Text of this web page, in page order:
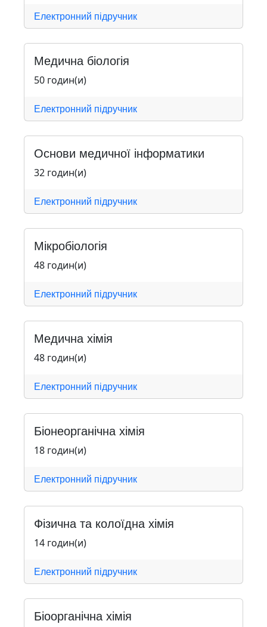
Електронний підручник
Медична біологія
50 годин(и)
Електронний підручник
Основи медичної інформатики
32 годин(и)
Електронний підручник
Мікробіологія
48 годин(и)
Електронний підручник
Медична хімія
48 годин(и)
Електронний підручник
Біонеорганічна хімія
18 годин(и)
Електронний підручник
Фізична та колоїдна хімія
14 годин(и)
Електронний підручник
Біоорганічна хімія